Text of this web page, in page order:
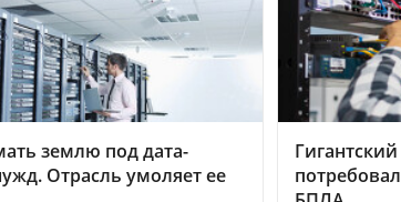
землю под дата-
Отрасль умоляет ее